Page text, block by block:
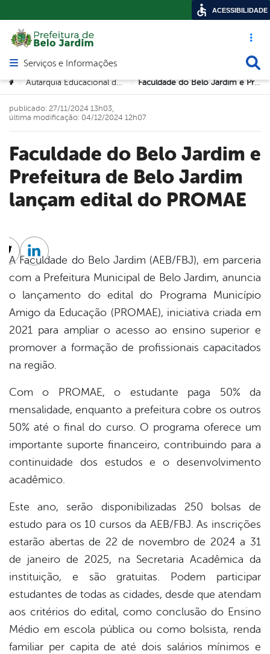
Acesso
Abrir menu principal de navegação
Serviços e Informações
Você está aqui:
> Autarquia Educacional de Belo Jardim (AEB) > Faculdade do Belo Jardim e Prefeitura de Belo Jardim lançam edital do PROMAE
Faculdade do Belo Jardim e
Prefeitura de Belo Jardim
lançam edital do PROMAE
publicado: 27/11/2024 13h03,
última modificação: 04/12/2024 12h07
A Faculdade do Belo Jardim (AEB/FBJ), em parceria
com a Prefeitura Municipal de Belo Jardim, anuncia
o lançamento do edital do Programa Município
Amigo da Educação (PROMAE), iniciativa criada em
2021 para ampliar o acesso ao ensino superior e
promover a formação de profissionais capacitados
na região.
Com o PROMAE, o estudante paga 50% da
mensalidade, enquanto a prefeitura cobre os outros
50% até o final do curso. O programa oferece um
importante suporte financeiro, contribuindo para a
continuidade dos estudos e o desenvolvimento
acadêmico.
Este ano, serão disponibilizadas 250 bolsas de
estudo para os 10 cursos da AEB/FBJ. As inscrições
estarão abertas de 22 de novembro de 2024 a 31
de janeiro de 2025, na Secretaria Acadêmica da
instituição, e são gratuitas. Podem participar
estudantes de todas as cidades, desde que atendam
aos critérios do edital, como conclusão do Ensino
Médio em escola pública ou como bolsista, renda
familiar per capita de até dois salários mínimos e
Twitter
Linkedin
ACESSIBILIDADE